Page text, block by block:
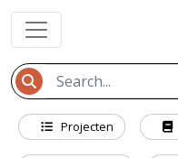
Projecten